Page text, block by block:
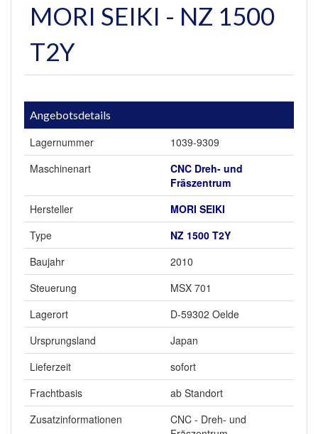
MORI SEIKI - NZ 1500
T2Y
Angebotsdetails
Lagernummer
1039-9309
Maschinenart
CNC Dreh- und
Fräszentrum
Hersteller
MORI SEIKI
Type
NZ 1500 T2Y
Baujahr
2010
Steuerung
MSX 701
Lagerort
D-59302 Oelde
Ursprungsland
Japan
Lieferzeit
sofort
Frachtbasis
ab Standort
Zusatzinformationen
CNC - Dreh- und